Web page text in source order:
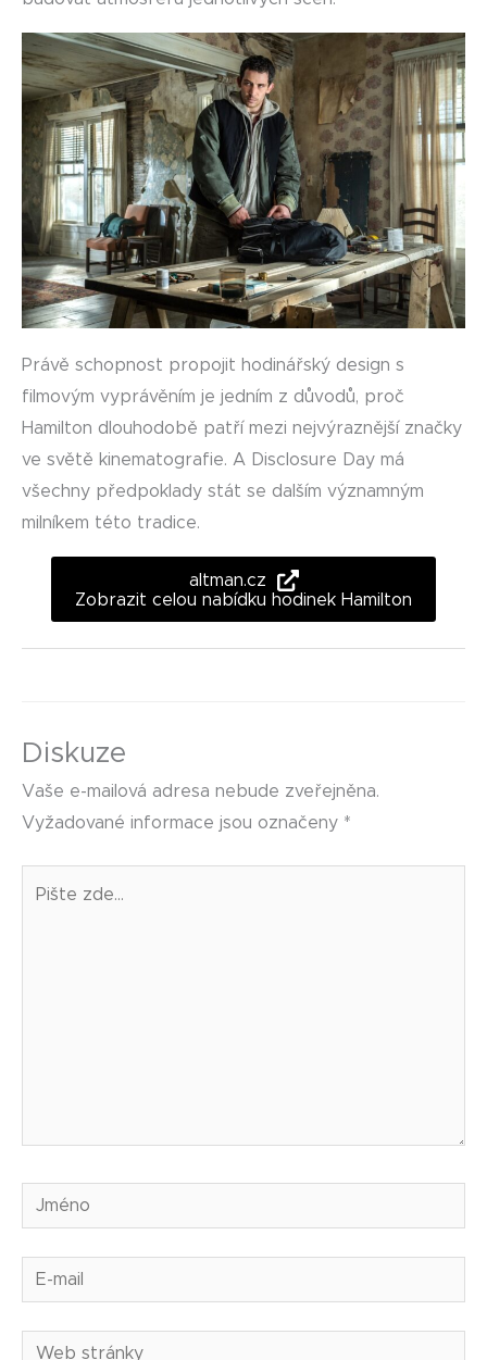
Právě schopnost propojit hodinářský design s
filmovým vyprávěním je jedním z důvodů, proč
Hamilton dlouhodobě patří mezi nejvýraznější značky
ve světě kinematografie. A Disclosure Day má
všechny předpoklady stát se dalším významným
milníkem této tradice.
altman.cz
Zobrazit celou nabídku hodinek Hamilton
Diskuze
Vaše e-mailová adresa nebude zveřejněna.
Vyžadované informace jsou označeny *
Jméno
E-
mail
Web